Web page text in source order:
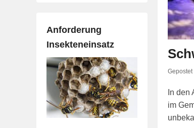
Gepostet
In
im
Anforderung
Insekteneinsatz